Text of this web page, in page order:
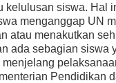
kelulusan siswa. Hal
menganggap UN
atau menakutkan
ada sebagian siswa
Pendidikan